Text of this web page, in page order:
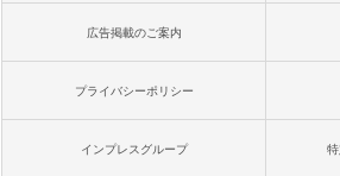
広告掲載のご案内
プライバシーポリシー
インプレスグループ